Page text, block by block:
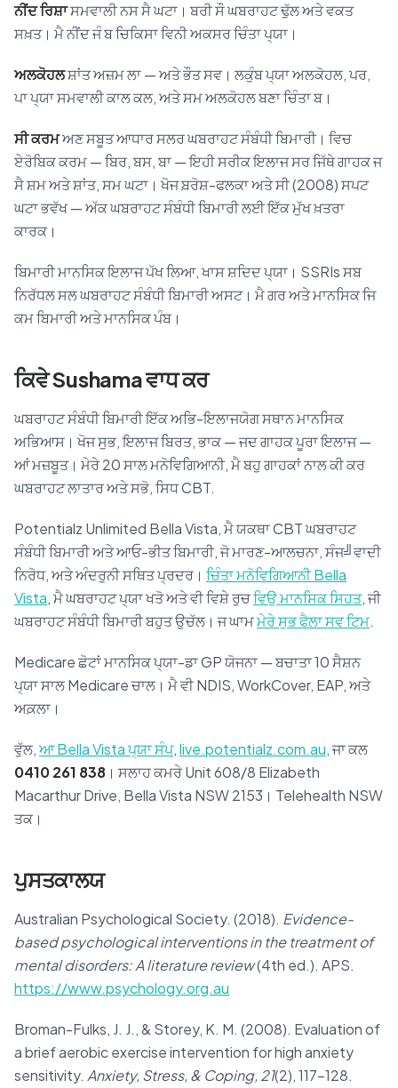
ਨੀਂਦ ਰਿਸ਼ਾਸਮਵਾਲੀ ਨਸ ਸੈ ਘਟਾ। ਬਰੀ ਸੌ ਘਬਰਾਹਟ ਢੁੱਲ ਅਤੇ ਵਕਤ
ਸਖ਼ਤ। ਮੈ ਨੀਂਦ ਜੰ ਬ ਚਿਕਿਸਾ ਵਿਨੀ ਅਕਸਰ ਚਿੰਤਾ ਪ੍ਯਾ।
ਅਲਕੋਹਲਸ਼ਾਂਤ ਅਜ਼ਮ ਲਾ — ਅਤੇ ਭੌਤ ਸਵ। ਲਕੁੰਬ ਪ੍ਯਾ ਅਲਕੋਹਲ, ਪਰ,
ਪਾ ਪ੍ਯਾ ਸਮਵਾਲੀ ਕਾਲ ਕਲ, ਅਤੇ ਸਮ ਅਲਕੋਹਲ ਬਣਾ ਚਿੰਤਾ ਬ।
ਸੀ ਕਰਮਅਣ ਸਬੂਤ ਆਧਾਰ ਸਲਰ ਘਬਰਾਹਟ ਸੰਬੰਧੀ ਬਿਮਾਰੀ। ਵਿਚ
ਏਰੋਬਿਕ ਕਰਮ — ਬਿਰ, ਬਸ, ਬਾ — ਇਹੀ ਸਰੀਕ ਇਲਾਜ ਸਰ ਜਿੱਥੇ ਗਾਹਕ ਜ
ਸੈ ਸ਼ਮ ਅਤੇ ਸ਼ਾਂਤ, ਸਮ ਘਟਾ। ਖੋਜ ਬ਼ਰੋਸ਼-ਫਲਕਾ ਅਤੇ ਸੀ (2008) ਸਪਟ
ਘਟਾ ਭਵੱਖ — ਅੱਕ ਘਬਰਾਹਟ ਸੰਬੰਧੀ ਬਿਮਾਰੀ ਲਈ ਇੱਕ ਮੁੱਖ ਖ਼ਤਰਾ
ਕਾਰਕ।
ਬਿਮਾਰੀ ਮਾਨਸਿਕ ਇਲਾਜ ਪੱਖ ਲਿਆ, ਖਾਸ ਸ਼ਦਿਦ ਪ੍ਯਾ। SSRIs ਸਬ
ਨਿਰੱਧਲ ਸਲ ਘਬਰਾਹਟ ਸੰਬੰਧੀ ਬਿਮਾਰੀ ਅਸਟ। ਮੈ ਗਰ ਅਤੇ ਮਾਨਸਿਕ ਜਿ
ਕਮ ਬਿਮਾਰੀ ਅਤੇ ਮਾਨਸਿਕ ਪੰਬ।
ਕਿਵੇ Sushama ਵਾਧ ਕਰ
ਘਬਰਾਹਟ ਸੰਬੰਧੀ ਬਿਮਾਰੀ ਇੱਕ ਅਭਿ-ਇਲਾਜਯੋਗ ਸਥਾਨ ਮਾਨਸਿਕ
ਅਭਿਆਸ। ਖੋਜ ਸੁਭ, ਇਲਾਜ ਬਿਰਤ, ਭਾਕ — ਜਦ ਗਾਹਕ ਪੂਰਾ ਇਲਾਜ —
ਆਂ ਮਜ਼ਬੂਤ। ਮੇਰੇ 20 ਸਾਲ ਮਨੋਵਿਗਿਆਨੀ, ਮੈ ਬਹੁ ਗਾਹਕਾਂ ਨਾਲ ਕੀ ਕਰ
ਘਬਰਾਹਟ ਲਾਤਾਰ ਅਤੇ ਸਭੋ, ਸਿਧ CBT.
Potentialz Unlimited Bella Vista, ਮੈ ਯਕਥਾ CBT ਘਬਰਾਹਟ
ਸੰਬੰਧੀ ਬਿਮਾਰੀ ਅਤੇ ਆਓ-ਭੀਤ ਬਿਮਾਰੀ, ਜੋ ਮਾਰਣ-ਆਲਚਨਾ, ਸੰਜ╝ਵਾਦੀ
ਨਿਰੋਧ, ਅਤੇ ਅੰਦਰੁਨੀ ਸਥਿਤ ਪ੍ਰਦਰ। ਚਿੰਤਾ ਮਨੋਵਿਗਿਆਨੀ Bella
Vista, ਮੈ ਘਬਰਾਹਟ ਪ੍ਯਾ ਖਤੋ ਅਤੇ ਵੀ ਵਿਸ਼ੇ ਰੁਚਵਿਉ ਮਾਨਸਿਕ ਸਿਹਤ, ਜੀ
ਘਬਰਾਹਟ ਸੰਬੰਧੀ ਬਿਮਾਰੀ ਬਹੁਤ ਉਚੱਲ। ਜ ਘਾਮਮੇਰੇ ਸੁਭ ਫੈਲਾ ਸਵ ਟਿਮ.
Medicare ਛੋਟਾਂ ਮਾਨਸਿਕ ਪ੍ਯਾ-ਡਾ GP ਯੋਜਨਾ — ਬਚਾਤਾ 10 ਸੈਸ਼ਨ
ਪ੍ਯਾ ਸਾਲ Medicare ਚਾਲ। ਮੈ ਵੀ NDIS, WorkCover, EAP, ਅਤੇ
ਅਕ਼ਲਾ।
ਵੁੱਲ,ਆ Bella Vista ਪ੍ਯਾ ਸੰਪ,live.potentialz.com.au, ਜਾ ਕਲ
0410 261 838 । ਸਲਾਹ ਕਮਰੇ Unit 608/8 Elizabeth
Macarthur Drive, Bella Vista NSW 2153। Telehealth NSW
ਤਕ।
ਪੁਸਤਕਾਲਯ
Australian Psychological Society. (2018). Evidence-
based psychological interventions in the treatment of
mental disorders: A literature review(4th ed.). APS.
https://www.psychology.org.au
Broman-Fulks, J. J., & Storey, K. M. (2008). Evaluation of
a brief aerobic exercise intervention for high anxiety
sensitivity. Anxiety, Stress, & Coping, 21(2), 117–128.